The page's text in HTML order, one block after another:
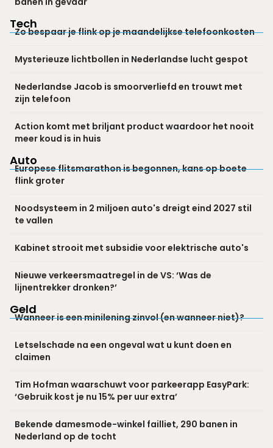
Tech
Zo bespaar je flink op je maandelijkse telefoonkosten
Mysterieuze lichtbollen in Nederlandse lucht gespot
Nederlandse Jacob is smoorverliefd en trouwt met
zijn telefoon
Action komt met briljant product waardoor het nooit
meer koud is in huis
Auto
Europese flitsmarathon is begonnen, kans op boete
flink groter
Noodsysteem in 2 miljoen auto's dreigt eind 2027 stil
te vallen
Kabinet strooit met subsidie voor elektrische auto's
Nieuwe verkeersmaatregel in de VS: ‘Was de
lijnentrekker dronken?’
Geld
Wanneer is een minilening zinvol (en wanneer niet)?
Letselschade na een ongeval wat u kunt doen en
claimen
Tim Hofman waarschuwt voor parkeerapp EasyPark:
‘Gebruik kost je nu 15% per uur extra’
Bekende damesmode-winkel failliet, 290 banen in
Nederland op de tocht